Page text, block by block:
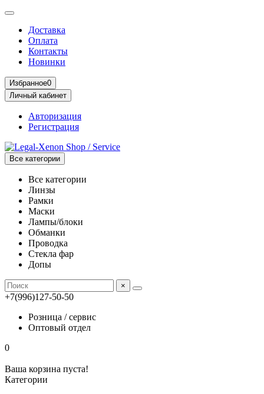
Доставка
Оплата
Контакты
Новинки
Избранное0
Личный кабинет
Авторизация
Регистрация
Все категории
Все категории
Линзы
Рамки
Маски
Лампы/блоки
Обманки
Проводка
Стекла фар
Допы
×
+7(996)127-50-50
Розница / сервис
Оптовый отдел
0
Ваша корзина пуста!
Категории